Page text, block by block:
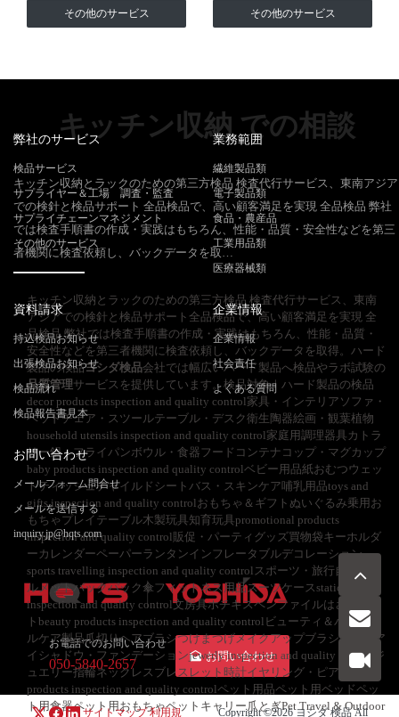
その他のサービス その他のサービス
キッチン収納 での相談
キッチン収納とラックのための第三方検品 検査代行サービス、東南アジア
での検針と検品サポート 全品検品で、高い顧客満足を実現 全品検品 弊社
では検査手順書の作成・実践はもちろん、性能・品質・安全性などを第三
者機関に検査依頼し、バックデータを取…
キッチン収納とラックのための第三方検品 検査代行サービス、東南
アジアでの検針と検品サポート全品検品で、高い顧客満足を実現 全
品検品 弊社では検査手順書の作成・実践はもちろん、性能・品質・
安全性などを第三者機関に検査依頼し、バックデータを取得。ハード
製品の検品ヨシダ検品会社では幅広いハード製品へ検品やラボ試験の
品質管理サービスを提供しています。検品対象｜ハード製品の検品
decor products inspection and quality control家具・インテリアソファ・
ベッドチェア・スツールテーブル・デスク衛生陶器絵画・観葉植物
household utensils inspection and quality control家庭用調理器具カトラ
リー鍋・フライパンボウル・食器フードコンテナコップ・マグカップ
baby products inspection and quality controlベビー用品紙おむつウェッ
トティッシュチャイルドシートバス・スキンケア哺乳用品toys and
gifts inspection and quality controlおもちゃ＆ギフトぬいぐるみ乗用お
もちゃプレイテーブル木製玩具知育玩具promotional products
inspection and quality control販促・パーティグッズ買物袋キーホルダ
ーカレンダーペーパーランタンインフレータブルデコレーション
sports travelling inspection and quality controlスポーツ・旅行自転車ヘ
ルメットバックパック傘フィットネス用品スーツケースstationery
inspection and quality control文房具ホチキスペンファイルはさみノー
トbeauty products inspection and quality controlビューティ＆パーソナ
ルケア製品爪切りヘアブラシつけまつげメイクアップブラシ口紅・ア
イシャドウ・ファンデーションjewerly inspection and quality controlジ
ュエリー指輪ネックレスブレスレット時計イヤリング・ピアスpet
products inspection and quality controlペット用品ペット用ベッドペッ
ト用食器ペット用おもちゃペットキャリー爪とぎPet Travel & Outdoor
弊社のサービス
検品サービス
サプライヤー＆工場 調査・監査
サプライチェーンマネジメント
その他のサービス
業務範囲
繊維製品類
電子製品類
食品・農産品
工業用品類
医療器械類
資料請求
持込検品お知らせ
出張検品お知らせ
検品流れ
検品報告書見本
企業情報
企業情報
社会責任
よくある質問
お問い合わせ
メールフォーム問合せ
メールを送信する
inquiry.jp@hqts.com
お電話でのお問い合わせ
050-5840-2657
お問い合わせ
サイトマップ 利用規 Copyright ©2026ヨシダ 検品All